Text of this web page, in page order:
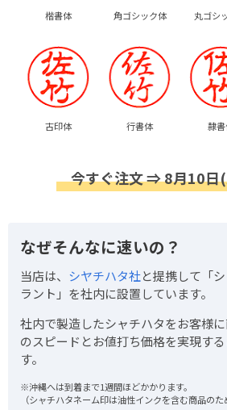
楷書体 角ゴシック体 丸ゴシ
古印体 行書体 隷
今すぐ注文 ⇒ 8月10日
なぜそんなに速いの？
当店は、 シヤチハタ社と提携して「
ラント」を社内に設置しています。
社内で製造したシャチハタをお客様
のスピードとお値打ち価格を実現す
す。
※沖縄へは到着まで1週間ほどかかります。
（シャチハタネーム印は油性インクを含む商品のた